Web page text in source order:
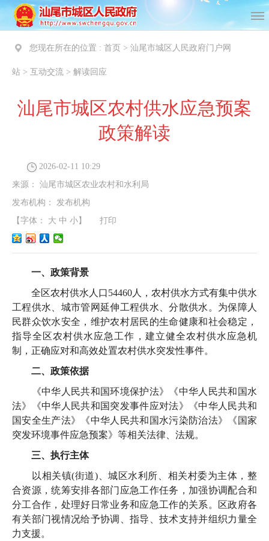
您现在所在的位置 : 首页 > 汕尾市城区人民政府门户网
站 > 互动交流 > 解读回应
汕尾市城区农村供水应急预案
政策解读
2026-02-11 10:29
来源： 汕尾市城区农业农村和水利局
发布机构： 发布机构
【字体： 大 中 小 】 打印
一、政策背景
全区农村供水人口54460人，农村供水方式有集中供水
工程供水、城市管网延伸工程供水、分散供水。为保障人
民群众饮水安全，维护农村居民的生命健康和社会稳定，
指导全区农村供水应急工作，建立健全农村供水应急机
制，正确应对和高效处置农村供水突发性事件。
二、政策依据
《中华人民共和国环境保护法》《中华人民共和国水
法》《中华人民共和国突发事件应对法》《中华人民共和
国安全生产法》《中华人民共和国水污染防治法》《国家
突发环境事件应急预案》等相关法律、法规。
三、执行主体
以相关镇(街道)、城区水利所、相关村委为主体，整
合资源，统筹安排各部门应急工作任务，加强协调配合和
分工合作，处理好日常业务和应急工作的关系。区政府各
有关部门视情况给予协调、指导、技术支持并组织力量全
力支援。